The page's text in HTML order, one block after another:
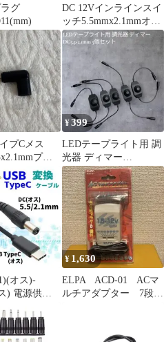
グ
DC 12Vインラインスイ
ッチ5.5mmx2.1mmオス
- メス
プCメス
プラ
付アダプタ
¥399
LEDテープライト用 調
光器 ディマー
DC5.5×2.1mm 5個セッ
ト
オス)-
) 電源供給
¥ 1,630
ELPA ACD-01 ACマ
ルチアダプター 7段切